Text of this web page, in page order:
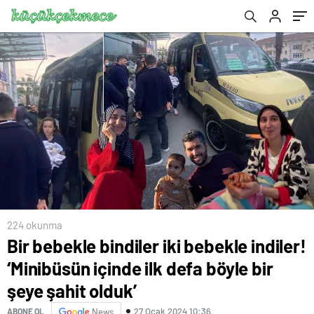
şahit olduk’
224 okunma
Bir bebekle bindiler iki bebekle indiler!
‘Minibüsün içinde ilk defa böyle bir
şeye şahit olduk’
ABONE OL News 27 Ocak 2024 10:36